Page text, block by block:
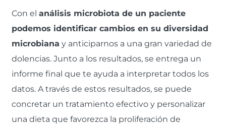
Con elanálisis microbiota de un paciente
podemos identificar cambios en su diversidad
microbiana y anticiparnos a una gran variedad de
dolencias. Junto a los resultados, se entrega un
informe final que te ayuda a interpretar todos los
datos. A través de estos resultados, se puede
concretar un tratamiento efectivo y personalizar
una dieta que favorezca la proliferación de